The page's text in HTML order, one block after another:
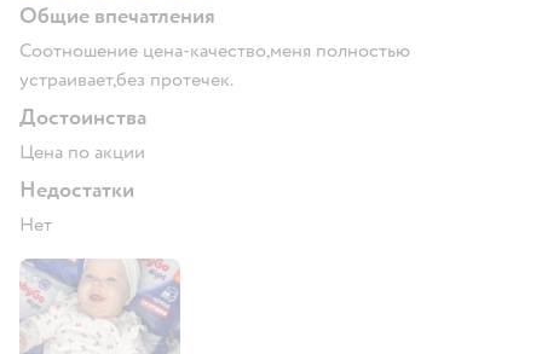
Общие впечатления
Соотношение цена-качество,меня полностью
устраивает,без протечек.
Достоинства
Цена по акции
Недостатки
Нет